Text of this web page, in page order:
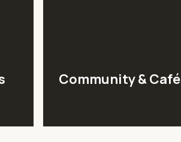
Community & Café